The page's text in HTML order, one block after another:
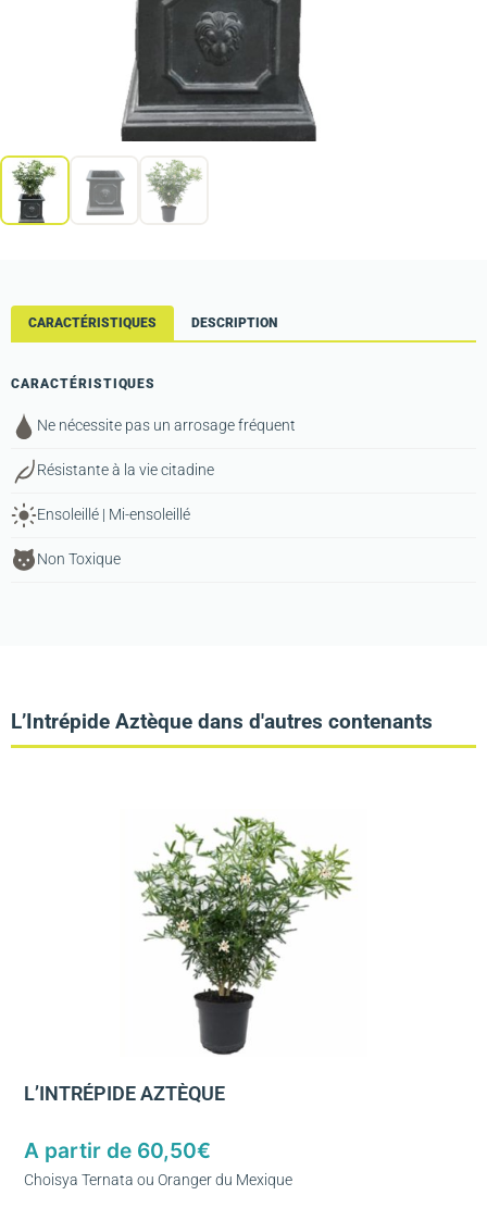
CARACTÉRISTIQUES DESCRIPTION
CARACTÉRISTIQUES
Ne nécessite pas un arrosage fréquent
Résistante à la vie citadine
Ensoleillé | Mi-ensoleillé
Non Toxique
L’Intrépide Aztèque dans d'autres contenants
L’INTRÉPIDE AZTÈQUE
A partir de 60,50€
Choisya Ternata ou Oranger du Mexique